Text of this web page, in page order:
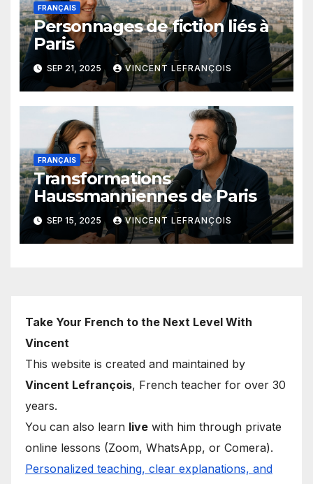
FRANÇAIS
Personnages de fiction liés à
Paris
SEP 21, 2025 VINCENT LEFRANÇOIS
FRANÇAIS
Transformations
Haussmanniennes de Paris
SEP 15, 2025 VINCENT LEFRANÇOIS
Take Your French to the Next Level With
Vincent
This website is created and maintained by
Vincent Lefrançois, French teacher for over 30
years.
You can also learn live with him through private
online lessons (Zoom, WhatsApp, or Comera).
Personalized teaching, clear explanations, and